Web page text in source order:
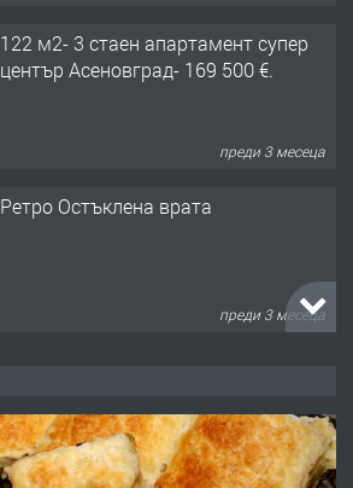
122 м2- 3 стаен апартамент супер
център Асеновград- 169 500 €.
преди 3 месеца
Ретро Остъклена врата
преди 3 месеца
преди 10 месеца